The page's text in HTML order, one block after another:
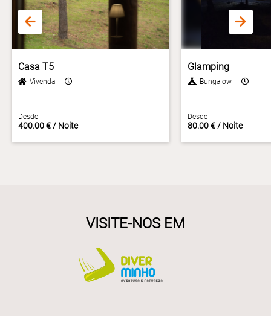
Casa T5
Vivenda
Desde
400.00 € / Noite
Glamping
Bungalow
Desde
80.00 € / Noite
VISITE-NOS EM